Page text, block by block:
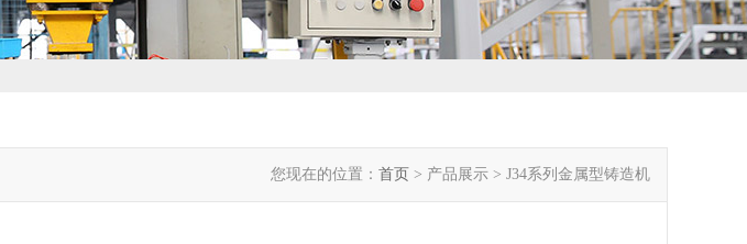
您现在的位置： 首页 > 产品展示 > J34系列金属型铸造机